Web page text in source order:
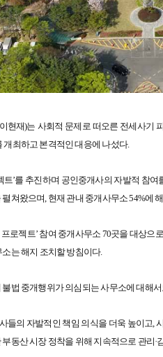
현재)는 사회적 문제로 떠오른 전세사기
개최하고 본격적인 대응에 나섰다.
’를 추진하며 공인중개사의 자발적 참여
쳐왔으며, 현재 관내 중개사무소 54%에
로젝트’ 참여 중개사무소 70곳을 대상
는 해지 조치할 방침이다.
법 중개행위가 의심되는 사무소에 대해
들의 자발적인 책임 의식을 더욱 높이고,
동산 시장 정착을 위해 지속적으로 관리·